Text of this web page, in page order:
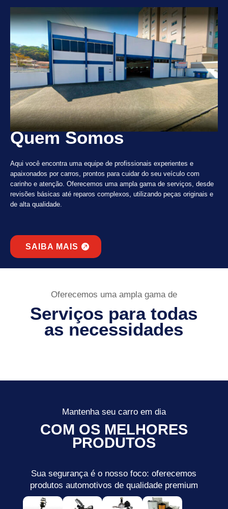
Quem Somos
Aqui você encontra uma equipe de profissionais experientes e
apaixonados por carros, prontos para cuidar do seu veículo com
carinho e atenção. Oferecemos uma ampla gama de serviços, desde
revisões básicas até reparos complexos, utilizando peças originais e
de alta qualidade.
SAIBA MAIS
Oferecemos uma ampla gama de
Serviços para todas
as necessidades
Mantenha seu carro em dia
COM OS MELHORES
PRODUTOS
Sua segurança é o nosso foco: oferecemos
produtos automotivos de qualidade premium